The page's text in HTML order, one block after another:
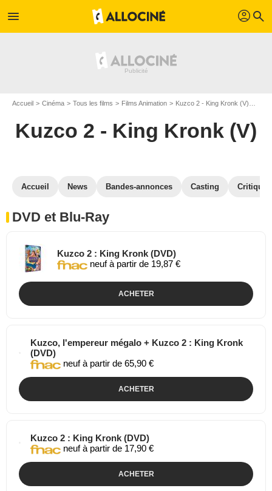
menu profil search
Accueil Cinéma Tous les films Films Animation Kuzco 2 - King Kronk (V)
Kuzco 2 - King Kronk (V)
Accueil News Bandes-annonces Casting
DVD et Blu-Ray
Kuzco 2 : King Kronk (DVD)
neuf à partir de 19,87 €
ACHETER
Kuzco, l'empereur mégalo + Kuzco 2 : King Kronk
(DVD)
neuf à partir de 65,90 €
ACHETER
Kuzco 2 : King Kronk (DVD)
neuf à partir de 17,90 €
ACHETER